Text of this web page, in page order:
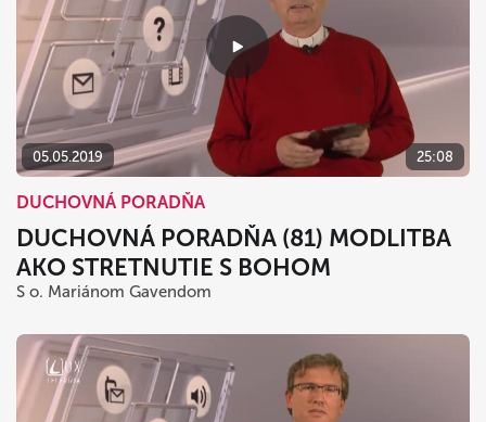
05.05.2019 25:08
DUCHOVNÁ PORADŇA
DUCHOVNÁ PORADŇA (81) MODLITBA
AKO STRETNUTIE S BOHOM
S o. Mariánom Gavendom